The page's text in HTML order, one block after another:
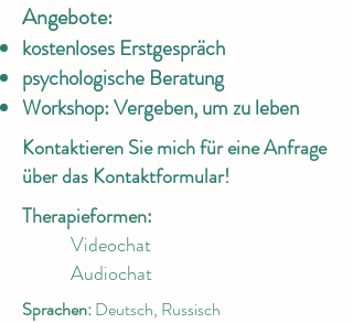
Angebote:
kostenloses Erstgespräch
psychologische Beratung
Workshop: Vergeben, um zu leben
Kontaktieren Sie mich für eine Anfrage
über das Kontaktformular!
Therapieformen:
Videochat
Audiochat
Sprachen:Deutsch, Russisch